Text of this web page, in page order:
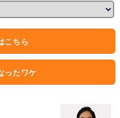
こちら
ったワケ